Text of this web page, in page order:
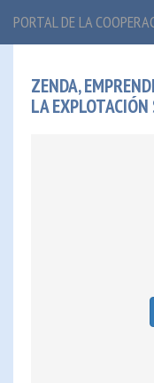
PORTAL DE LA
ZENDA,
LA